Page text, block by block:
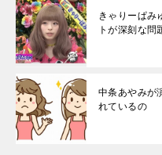
きゃりーぱみ
トが深刻な問
中条あやみが
れているの